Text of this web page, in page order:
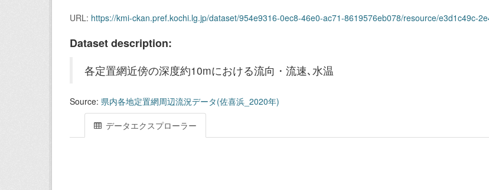
URL: https://kmi-ckan.pref.kochi.lg.jp/dataset/954e9316-0ec8-46e0-ac71-8619576eb078/resource/e3d1c49c-2e42-4e78-99ca-9c24e079c87b/
Dataset description:
各定置網近傍の深度約10mにおける流向・流速､水温
Source: 県内各地定置網周辺流況データ(佐喜浜_2020年)
データエクスプローラー